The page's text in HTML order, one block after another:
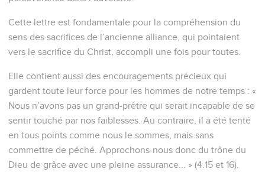
Cette lettre est fondamentale pour la compréhension du
sens des sacrifices de l’ancienne alliance, qui pointaient
vers le sacrifice du Christ, accompli une fois pour toutes.
Elle contient aussi des encouragements précieux qui
gardent toute leur force pour les hommes de notre temps : «
Nous n’avons pas un grand-prêtre qui serait incapable de se
sentir touché par nos faiblesses. Au contraire, il a été tenté
en tous points comme nous le sommes, mais sans
commettre de péché. Approchons-nous donc du trône du
Dieu de grâce avec une pleine assurance... » (4.15 et 16).